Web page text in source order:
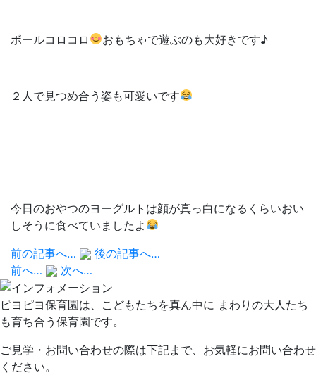
ボールコロコロ おもちゃで遊ぶのも大好きです♪
２人で見つめ合う姿も可愛いです
今日のおやつのヨーグルトは顔が真っ白になるくらいおい
しそうに食べていましたよ
前の記事へ…
後の記事へ…
前へ…
次へ…
ピヨピヨ保育園は、こどもたちを真ん中に まわりの大人たち
も育ち合う保育園です。
ご見学・お問い合わせの際は下記まで、お気軽にお問い合わせ
ください。